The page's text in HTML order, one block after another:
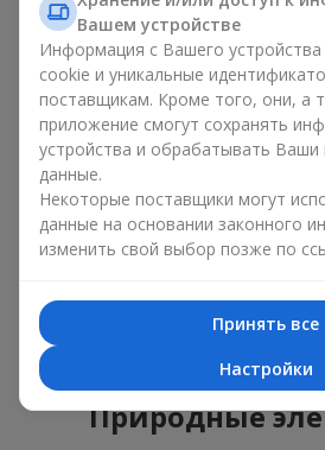
Основой большинства композиций
составляют живые цветы,
холодного сезона. Новогодний
изроз, амариллисов,гвоздик,
устойчивых к холодным условиям.
оформлении хорошо сохраняют вид
становятся отличным декором для
уместно именно в праздничный
Букет формируется так, чтобы
гармонию цветов. Чаще всего при
букета флористы используют
добавлением белого, серебристого
композиции новогодний букет эти
теплом дома, традициями и
Природные
Вашем устройстве
Информация с Вашего
cookie и уникальные
поставщикам. Кроме того, они, а
приложение смогут сохранять
устройства и обрабатывать Ваши
данные.
Некоторые поставщики могут
данные на основании законного
изменить свой выбор позже по
Принять все
Настройки